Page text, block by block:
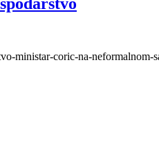
ministar-coric-na-neformalnom-